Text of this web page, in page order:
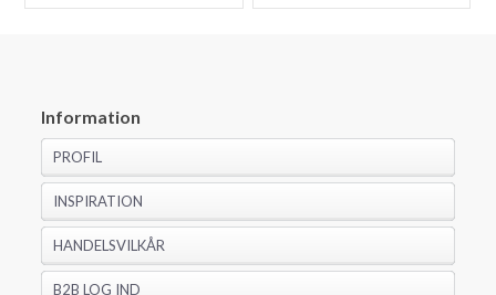
Information
PROFIL
INSPIRATION
HANDELSVILKÅR
B2B LOG IND